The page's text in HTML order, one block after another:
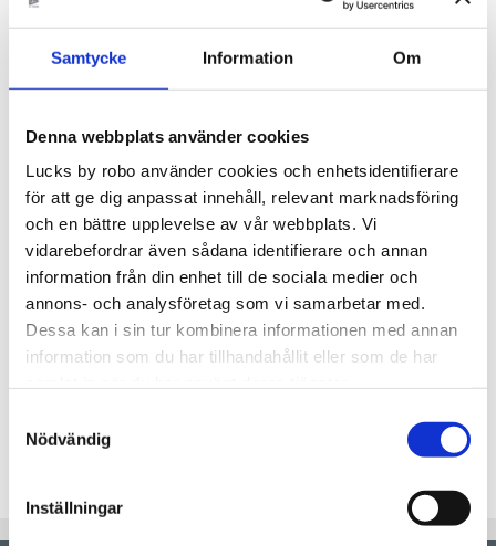
Samtycke Information Om
Denna webbplats använder cookies
Lucks by robo använder cookies och enhetsidentifierare
för att ge dig anpassat innehåll, relevant marknadsföring
och en bättre upplevelse av vår webbplats. Vi
vidarebefordrar även sådana identifierare och annan
information från din enhet till de sociala medier och
annons- och analysföretag som vi samarbetar med.
Dessa kan i sin tur kombinera informationen med annan
information som du har tillhandahållit eller som de har
Nödvändig
Inställningar
Coco - lådfront
2 st
Antal
KÖP
Lagerstatus
Beställningsvara.Leveranstid 6-
9 veckor